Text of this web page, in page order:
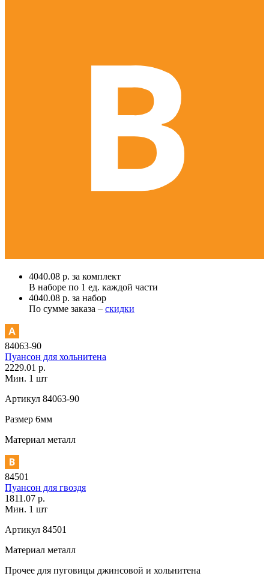
4040.08 р. за комплект
В наборе по 1 ед. каждой части
4040.08 р. за набор
По сумме заказа – скидки
84063-90
Пуансон для хольнитена
2229.01 р.
Мин. 1 шт
Артикул 84063-90
Размер 6мм
Материал металл
84501
Пуансон для гвоздя
1811.07 р.
Мин. 1 шт
Артикул 84501
Материал металл
Прочее для пуговицы джинсовой и хольнитена